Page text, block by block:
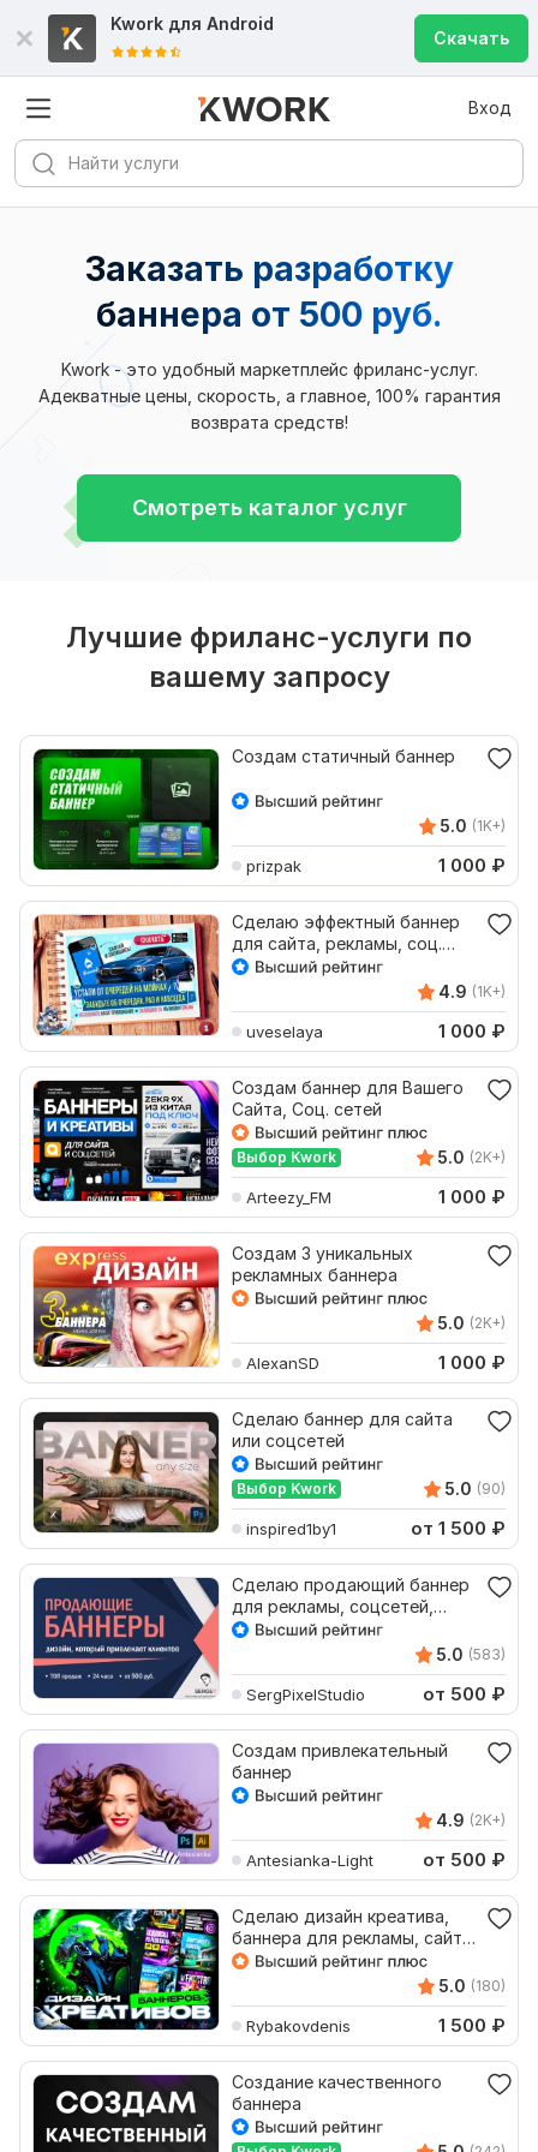
Kwork для Android
Скачать
Вход
Заказать разработку
баннера от 500 руб.
Kwork - это удобный маркетплейс фриланс-услуг.
Адекватные цены, скорость, а главное, 100% гарантия
возврата средств!
Смотреть каталог услуг
Лучшие фриланс-услуги по
вашему запросу
Создам статичный баннер
5.0 (1K+)
prizpak 1 000 ₽
Сделаю эффектный баннер
для сайта, рекламы, соц.
сетей
4.9 (1K+)
uveselaya 1 000 ₽
Создам баннер для Вашего
Сайта, Соц. сетей
Выбор Kwork 5.0 (2K+)
Arteezy_FM 1 000 ₽
Создам 3 уникальных
рекламных баннера
5.0 (2K+)
AlexanSD 1 000 ₽
Сделаю баннер для сайта
или соцсетей
Выбор Kwork 5.0 (90)
inspired1by1 от 1 500 ₽
Сделаю продающий баннер
для рекламы, соцсетей,
сайта + увеличу клики
5.0 (583)
SergPixelStudio от 500 ₽
Создам привлекательный
баннер
4.9 (2K+)
Antesianka-Light от 500 ₽
Сделаю дизайн креатива,
баннера для рекламы, сайта,
соцсетей
5.0 (180)
Rybakovdenis 1 500 ₽
Создание качественного
баннера